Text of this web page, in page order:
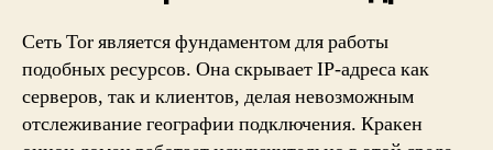
Сеть Tor является фундаментом для работы
подобных ресурсов. Она скрывает IP-адреса как
серверов, так и клиентов, делая невозможным
отслеживание географии подключения. Кракен